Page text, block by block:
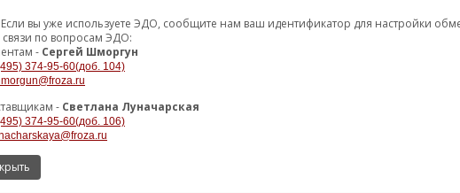
2 2536.26 р. 6 (8) дн
Если вы уже используете ЭДО, сообщите нам ваш идентификатор для настройки
связи по вопросам ЭДО:
- Сергей Шморгун
374-95-60(доб. 104)
- Светлана Луначарская
374-95-60(доб. 106)